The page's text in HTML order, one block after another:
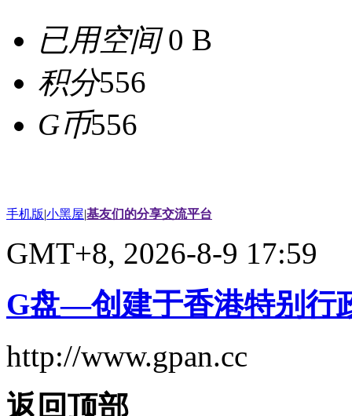
已用空间0 B
积分556
G币556
手机版|小黑屋|基友们的分享交流平台
GMT+8, 2026-8-9 17:59
G盘—创建于香港特别行
http://www.gpan.cc
返回顶部